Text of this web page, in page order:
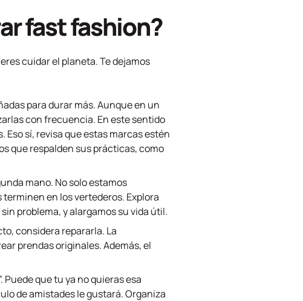
fast fashion?
cuidar el planeta. Te dejamos
para durar más. Aunque en un
con frecuencia. En este sentido
sí, revisa que estas marcas estén
que respalden sus prácticas, como
mano. No solo estamos
en los vertederos. Explora
problema, y alargamos su vida útil.
considera repararla. La
prendas originales. Además, el
Puede que tu ya no quieras esa
de amistades le gustará. Organiza